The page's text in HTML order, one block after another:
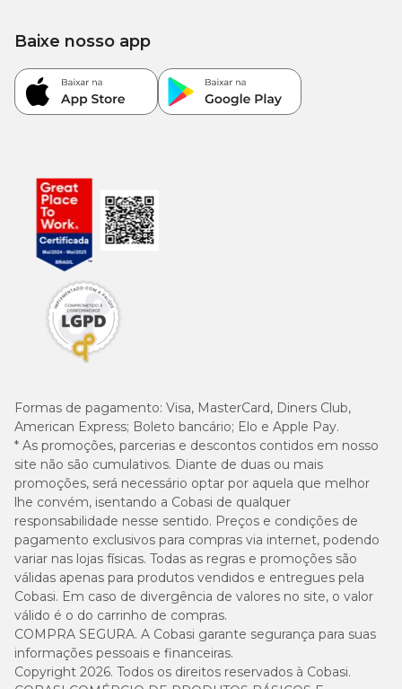
Formas de pagamento: Visa, MasterCard, Diners Club,
American Express; Boleto bancário; Elo e Apple Pay.
* As promoções, parcerias e descontos contidos em nosso
site não são cumulativos. Diante de duas ou mais
promoções, será necessário optar por aquela que melhor
lhe convém, isentando a Cobasi de qualquer
responsabilidade nesse sentido. Preços e condições de
pagamento exclusivos para compras via internet, podendo
variar nas lojas físicas. Todas as regras e promoções são
válidas apenas para produtos vendidos e entregues pela
Cobasi. Em caso de divergência de valores no site, o valor
válido é o do carrinho de compras.
COMPRA SEGURA. A Cobasi garante segurança para suas
informações pessoais e financeiras.
Copyright 2026. Todos os direitos reservados à Cobasi.
Baixe nosso app